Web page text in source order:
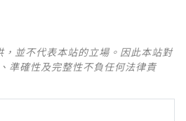
並不代表本站的立場。因此本站對
準確性及完整性不負任何法律責